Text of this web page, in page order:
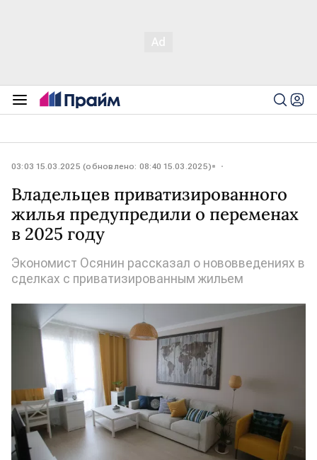
03:03 15.03.2025 (обновлено: 08:40 15.03.2025)
Владельцев приватизированного
жилья предупредили о переменах
в 2025 году
Экономист Осянин рассказал о нововведениях в
сделках с приватизированным жильем